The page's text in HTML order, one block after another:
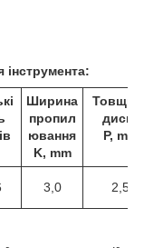
інструмента:
Ширина
пропил
ювання
K, mm
диска
P, mm
3,0 2,5